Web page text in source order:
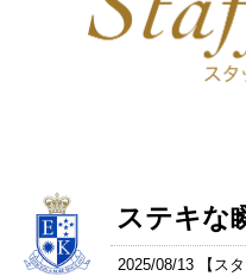
ステキ
2025/08/13 【 ス